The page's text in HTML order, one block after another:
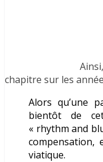
chapitre sur les
Alors qu’une
bientôt de
« rhythm and
compensation,
viatique.